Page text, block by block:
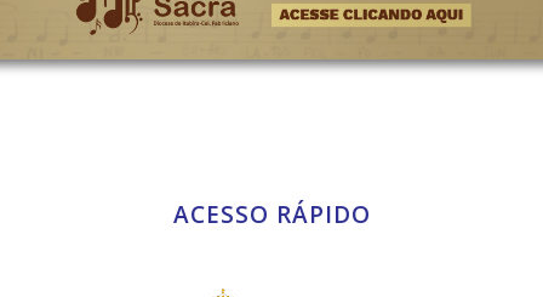
ACESSO RÁPIDO